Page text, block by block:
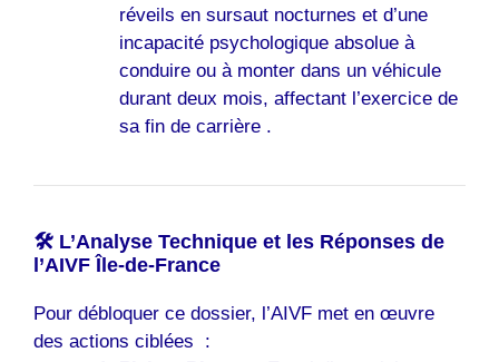
réveils en sursaut nocturnes et d’une
incapacité psychologique absolue à
conduire ou à monter dans un véhicule
durant deux mois, affectant l’exercice de
sa fin de carrière .
🛠️ L’Analyse Technique et les Réponses de
l’AIVF Île-de-France
Pour débloquer ce dossier, l’AIVF met en œuvre
des actions ciblées :